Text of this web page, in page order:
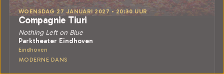
WOENSDAG 27 JANUARI 2027 • 20:30 UUR
Compagnie Tiuri
Nothing Left on Blue
Parktheater Eindhoven
Eindhoven
MODERNE DANS